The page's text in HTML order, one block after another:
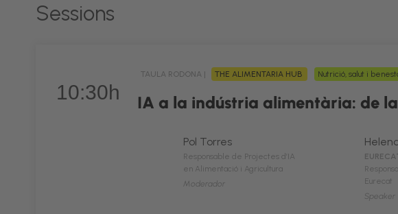
Sessions
10:30h
TAULA RODONA | THE ALIMENTARIA HUB Nutrició, salut i
IA a la indústria alimentària: de
Pol Torres
Responsable de Projectes d’IA
en Alimentació i Agricultura
Moderador
Eurecat
Speaker